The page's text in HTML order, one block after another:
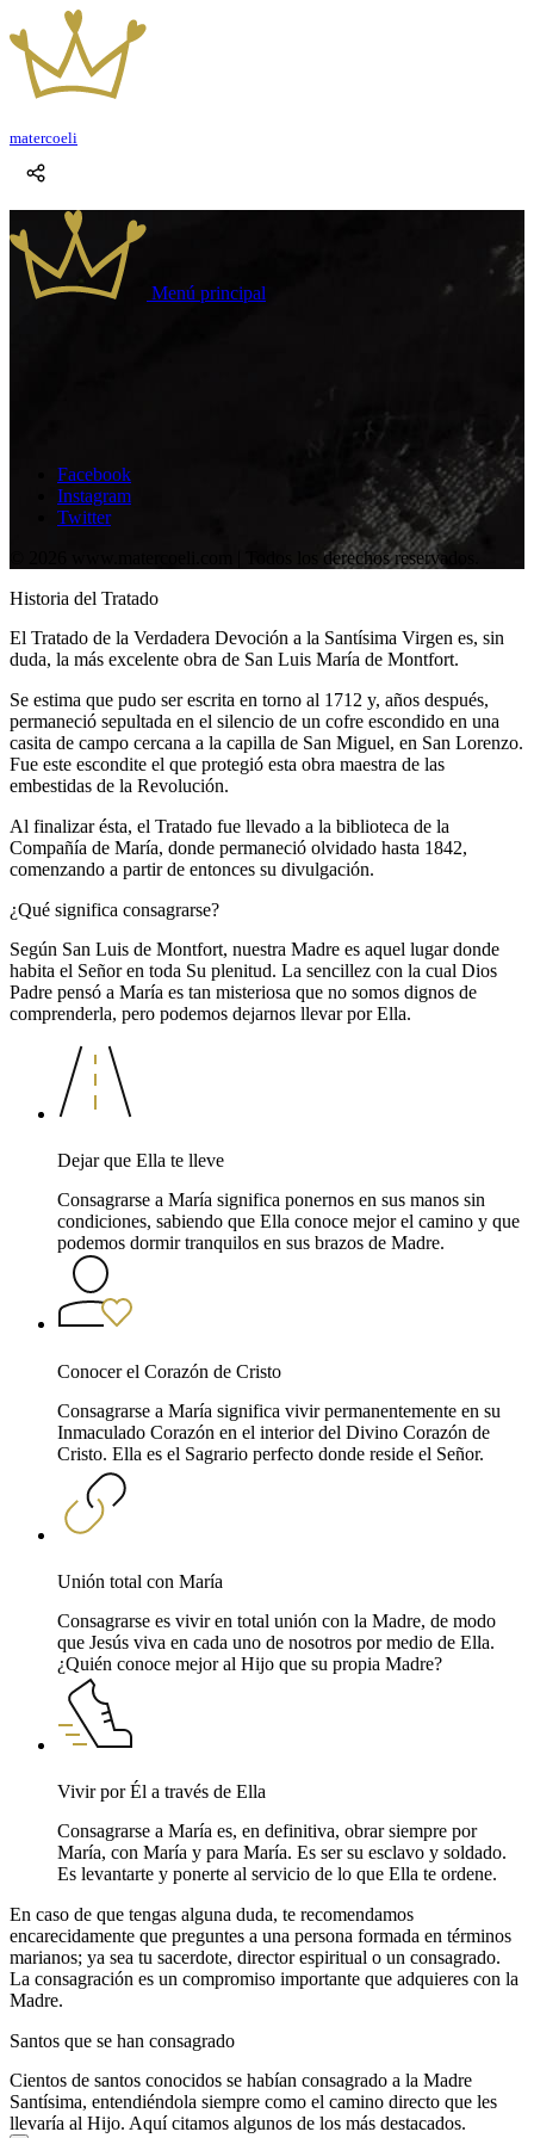
matercoeli
Menú principal
Facebook
Instagram
Twitter
© 2026 www.matercoeli.com | Todos los derechos reservados.
Historia del Tratado
El Tratado de la Verdadera Devoción a la Santísima Virgen es, sin
duda, la más excelente obra de San Luis María de Montfort.
Se estima que pudo ser escrita en torno al 1712 y, años después,
permaneció sepultada en el silencio de un cofre escondido en una
casita de campo cercana a la capilla de San Miguel, en San Lorenzo.
Fue este escondite el que protegió esta obra maestra de las
embestidas de la Revolución.
Al finalizar ésta, el Tratado fue llevado a la biblioteca de la
Compañía de María, donde permaneció olvidado hasta 1842,
comenzando a partir de entonces su divulgación.
¿Qué significa consagrarse?
Según San Luis de Montfort, nuestra Madre es aquel lugar donde
habita el Señor en toda Su plenitud. La sencillez con la cual Dios
Padre pensó a María es tan misteriosa que no somos dignos de
comprenderla, pero podemos dejarnos llevar por Ella.
Dejar que Ella te lleve
Consagrarse a María significa ponernos en sus manos sin
condiciones, sabiendo que Ella conoce mejor el camino y que
podemos dormir tranquilos en sus brazos de Madre.
Conocer el Corazón de Cristo
Consagrarse a María significa vivir permanentemente en su
Inmaculado Corazón en el interior del Divino Corazón de
Cristo. Ella es el Sagrario perfecto donde reside el Señor.
Unión total con María
Consagrarse es vivir en total unión con la Madre, de modo
que Jesús viva en cada uno de nosotros por medio de Ella.
¿Quién conoce mejor al Hijo que su propia Madre?
Vivir por Él a través de Ella
Consagrarse a María es, en definitiva, obrar siempre por
María, con María y para María. Es ser su esclavo y soldado.
Es levantarte y ponerte al servicio de lo que Ella te ordene.
En caso de que tengas alguna duda, te recomendamos
encarecidamente que preguntes a una persona formada en términos
marianos; ya sea tu sacerdote, director espiritual o un consagrado.
La consagración es un compromiso importante que adquieres con la
Madre.
Santos que se han consagrado
Cientos de santos conocidos se habían consagrado a la Madre
Santísima, entendiéndola siempre como el camino directo que les
llevaría al Hijo. Aquí citamos algunos de los más destacados.